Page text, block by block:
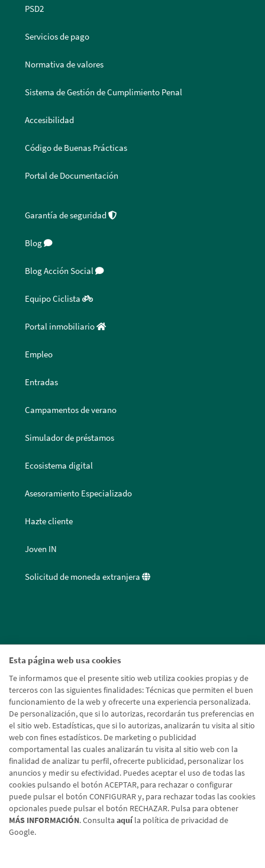
Esta página web usa cookies
Te informamos que el presente sitio web utiliza cookies propias y de
terceros con las siguientes finalidades: Técnicas que permiten el buen
funcionamiento de la web y ofrecerte una experiencia personalizada.
De personalización, que si lo autorizas, recordarán tus preferencias en
el sitio web. Estadísticas, que si lo autorizas, analizarán tu visita al sitio
web con fines estadísticos. De marketing o publicidad
comportamental las cuales analizarán tu visita al sitio web con la
finalidad de analizar tu perfil, ofrecerte publicidad, personalizar los
anuncios y medir su efectividad. Puedes aceptar el uso de todas las
cookies pulsando el botón ACEPTAR, para rechazar o configurar
puede pulsar el botón CONFIGURAR y, para rechazar todas las cookies
opcionales puede pulsar el botón RECHAZAR. Pulsa para obtener
MÁS INFORMACIÓN. Consulta aquíla política de privacidad de
Google.
PSD2
Servicios de pago
Normativa de valores
Sistema de Gestión de Cumplimiento Penal
Accesibilidad
Código de Buenas Prácticas
Portal de Documentación
Garantía de seguridad
Blog
Blog Acción Social
Equipo Ciclista
Portal inmobiliario
Empleo
Entradas
Campamentos de verano
Simulador de préstamos
Ecosistema digital
Asesoramiento Especializado
Hazte cliente
Joven IN
Solicitud de moneda extranjera
Aviso legal